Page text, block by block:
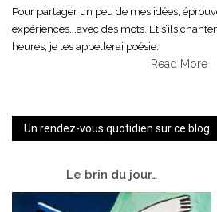
Pour partager un peu de mes idées,
expériences...avec des mots. Et s’ils
heures, je les appellerai poésie.
Read More
Un rendez-vous quotidien sur ce blog
Le brin du jour…